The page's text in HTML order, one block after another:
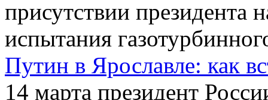
присутствии
испытания
Путин в Ярославле: как
14 марта президент